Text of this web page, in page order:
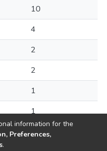
10
4
2
2
1
1
information for the
Preferences,
.